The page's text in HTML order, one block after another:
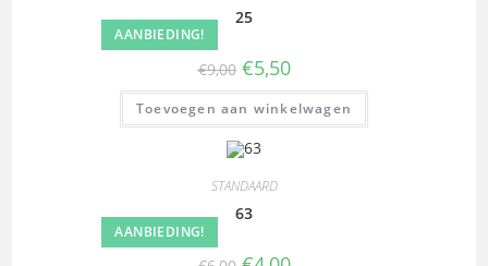
AANBIEDING!
25
€9,00 €5,50
Toevoegen aan winkelwagen
AANBIEDING!
STANDAARD
63